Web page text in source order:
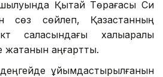
Қытай Төрағасы Си
сөз сөйлеп, Қазақстанның
саласындағы халықаралық
жатқанын аңғартты.
ұйымдастырылғанын